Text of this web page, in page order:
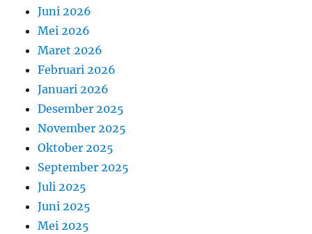
Juni 2026
Mei 2026
Maret 2026
Februari 2026
Januari 2026
Desember 2025
November 2025
Oktober 2025
September 2025
Juli 2025
Juni 2025
Mei 2025